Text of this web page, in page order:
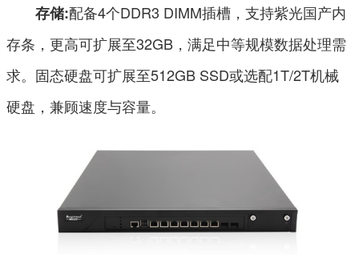
存储:配备4个DDR3 DIMM插槽，支持紫光国产内
存条，更高可扩展至32GB，满足中等规模数据处理需
求。固态硬盘可扩展至512GB SSD或选配1T/2T机械
硬盘，兼顾速度与容量。